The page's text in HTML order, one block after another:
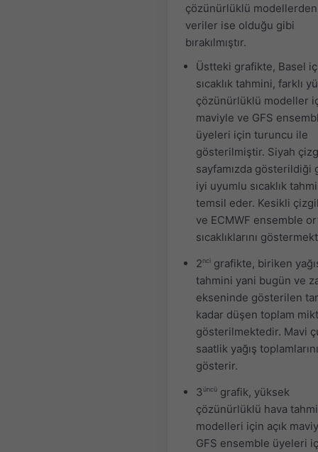
çözünürlüklü
veriler ise olduğu gibi
bırakılmıştır.
Üstteki grafikte, Basel
sıcaklık tahmini, farklı
çözünürlüklü modeller
maviyle ve GFS
üyeleri için turuncu ile
gösterilmiştir. Siyah
sayfamızda gösterildiği
iyi uyumlu sıcaklık
temsil eder. Kesikli
ve ECMWF ensemble
sıcaklıklarını
2nci grafikte, biriken
tahmini yani bugün ve
ekseninde gösterilen
kadar düşen toplam
gösterilmektedir. Mavi
saatlik yağış toplamlarını
gösterir.
3üncü grafik, yüksek
çözünürlüklü hava
modelleri için açık
GFS ensemble üyeleri